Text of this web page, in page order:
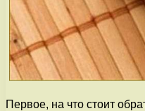
Первое, на что стоит